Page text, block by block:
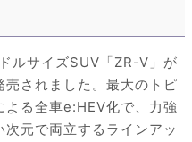
ルサイズSUV「ZR-V」が
されました。最大のトピ
よる全車e:HEV化で、力強
元で両立するラインアッ